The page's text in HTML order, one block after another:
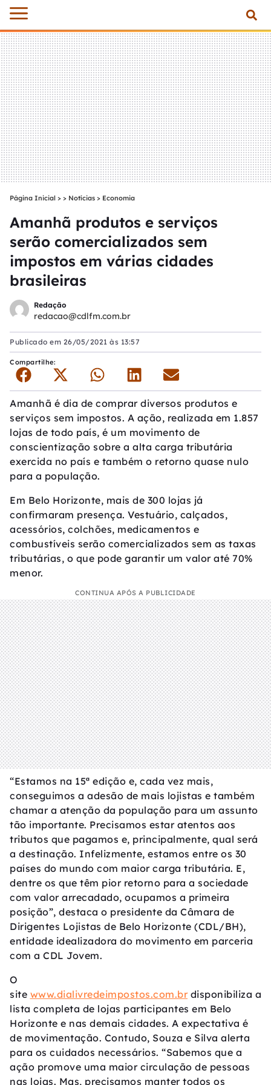
Página Inicial > Notícias > Economia
Amanhã produtos e serviços
serão comercializados sem
impostos em várias cidades
brasileiras
Redação
redacao@cdlfm.com.br
Publicado em 26/05/2021 às 13:57
Compartilhe:
Amanhã é dia de comprar diversos produtos e
serviços sem impostos. A ação, realizada em 1.857
lojas de todo país, é um movimento de
conscientização sobre a alta carga tributária
exercida no país e também o retorno quase nulo
para a população.
Em Belo Horizonte, mais de 300 lojas já
confirmaram presença. Vestuário, calçados,
acessórios, colchões, medicamentos e
combustíveis serão comercializados sem as taxas
tributárias, o que pode garantir um valor até 70%
menor.
CONTINUA APÓS A PUBLICIDADE
“Estamos na 15ª edição e, cada vez mais,
conseguimos a adesão de mais lojistas e também
chamar a atenção da população para um assunto
tão importante. Precisamos estar atentos aos
tributos que pagamos e, principalmente, qual será
a destinação. Infelizmente, estamos entre os 30
países do mundo com maior carga tributária. E,
dentre os que têm pior retorno para a sociedade
com valor arrecadado, ocupamos a primeira
posição”, destaca o presidente da Câmara de
Dirigentes Lojistas de Belo Horizonte (CDL/BH),
entidade idealizadora do movimento em parceria
com a CDL Jovem.
O
site www.dialivredeimpostos.com.br disponibiliza a
lista completa de lojas participantes em Belo
Horizonte e nas demais cidades. A expectativa é
de movimentação. Contudo, Souza e Silva alerta
para os cuidados necessários. “Sabemos que a
ação promove uma maior circulação de pessoas
nas lojas. Mas, precisamos manter todos os